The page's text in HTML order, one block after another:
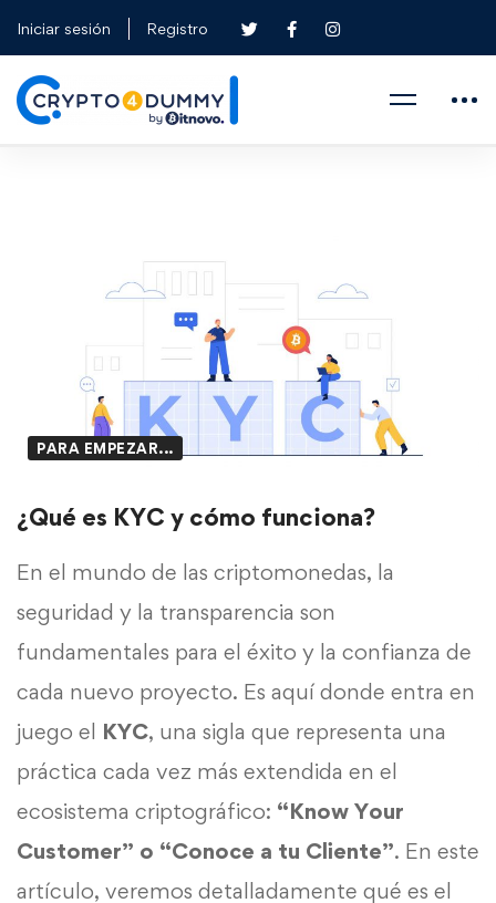
Iniciar sesión Registro
PARA EMPEZAR...
¿Qué es KYC y cómo funciona?
En el mundo de las criptomonedas, la
seguridad y la transparencia son
fundamentales para el éxito y la confianza de
cada nuevo proyecto. Es aquí donde entra en
juego el KYC, una sigla que representa una
práctica cada vez más extendida en el
ecosistema criptográfico: “Know Your
Customer” o “Conoce a tu Cliente”. En este
artículo, veremos detalladamente qué es el